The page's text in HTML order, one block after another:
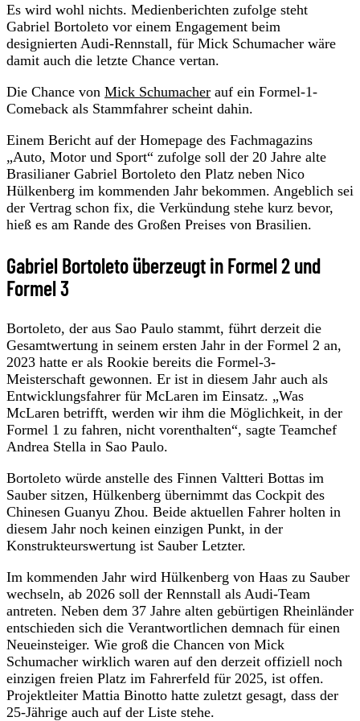
Es wird wohl nichts. Medienberichten zufolge steht
Gabriel Bortoleto vor einem Engagement beim
designierten Audi-Rennstall, für Mick Schumacher wäre
damit auch die letzte Chance vertan.
Die Chance von Mick Schumacher auf ein Formel-1-
Comeback als Stammfahrer scheint dahin.
Einem Bericht auf der Homepage des Fachmagazins
„Auto, Motor und Sport“ zufolge soll der 20 Jahre alte
Brasilianer Gabriel Bortoleto den Platz neben Nico
Hülkenberg im kommenden Jahr bekommen. Angeblich sei
der Vertrag schon fix, die Verkündung stehe kurz bevor,
hieß es am Rande des Großen Preises von Brasilien.
Gabriel Bortoleto überzeugt in Formel 2 und
Formel 3
Bortoleto, der aus Sao Paulo stammt, führt derzeit die
Gesamtwertung in seinem ersten Jahr in der Formel 2 an,
2023 hatte er als Rookie bereits die Formel-3-
Meisterschaft gewonnen. Er ist in diesem Jahr auch als
Entwicklungsfahrer für McLaren im Einsatz. „Was
McLaren betrifft, werden wir ihm die Möglichkeit, in der
Formel 1 zu fahren, nicht vorenthalten“, sagte Teamchef
Andrea Stella in Sao Paulo.
Bortoleto würde anstelle des Finnen Valtteri Bottas im
Sauber sitzen, Hülkenberg übernimmt das Cockpit des
Chinesen Guanyu Zhou. Beide aktuellen Fahrer holten in
diesem Jahr noch keinen einzigen Punkt, in der
Konstrukteurswertung ist Sauber Letzter.
Im kommenden Jahr wird Hülkenberg von Haas zu Sauber
wechseln, ab 2026 soll der Rennstall als Audi-Team
antreten. Neben dem 37 Jahre alten gebürtigen Rheinländer
entschieden sich die Verantwortlichen demnach für einen
Neueinsteiger. Wie groß die Chancen von Mick
Schumacher wirklich waren auf den derzeit offiziell noch
einzigen freien Platz im Fahrerfeld für 2025, ist offen.
Projektleiter Mattia Binotto hatte zuletzt gesagt, dass der
25-Jährige auch auf der Liste stehe.